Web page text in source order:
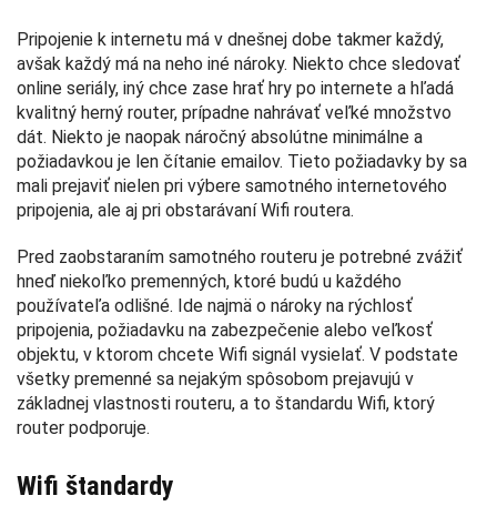
Pripojenie k internetu má v dnešnej dobe takmer každý,
avšak každý má na neho iné nároky. Niekto chce sledovať
online seriály, iný chce zase hrať hry po internete a hľadá
kvalitný herný router, prípadne nahrávať veľké množstvo
dát. Niekto je naopak náročný absolútne minimálne a
požiadavkou je len čítanie emailov. Tieto požiadavky by sa
mali prejaviť nielen pri výbere samotného internetového
pripojenia, ale aj pri obstarávaní Wifi routera.
Pred zaobstaraním samotného routeru je potrebné zvážiť
hneď niekoľko premenných, ktoré budú u každého
používateľa odlišné. Ide najmä o nároky na rýchlosť
pripojenia, požiadavku na zabezpečenie alebo veľkosť
objektu, v ktorom chcete Wifi signál vysielať. V podstate
všetky premenné sa nejakým spôsobom prejavujú v
základnej vlastnosti routeru, a to štandardu Wifi, ktorý
router podporuje.
Wifi štandardy